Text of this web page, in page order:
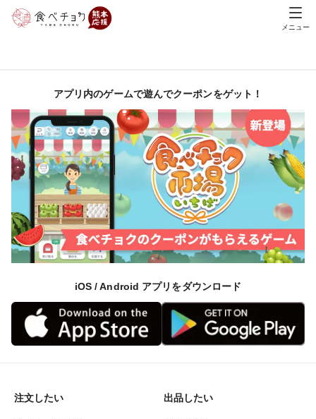
メニュー
アプリ内のゲームで遊んでクーポンをゲット！
iOS / Android アプリをダウンロード
注文したい 出品したい